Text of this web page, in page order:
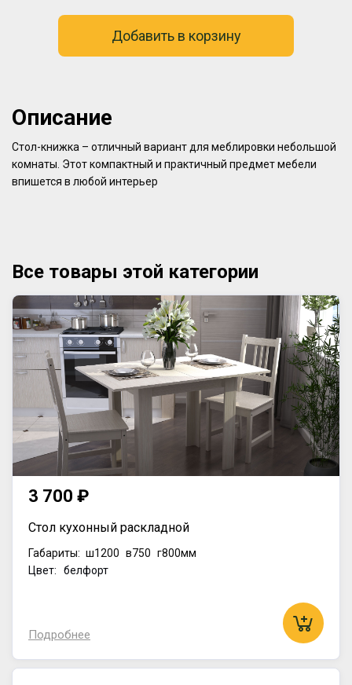
Добавить в корзину
Описание
Стол-книжка – отличный вариант для меблировки небольшой
комнаты. Этот компактный и практичный предмет мебели
впишется в любой интерьер
Все товары этой категории
3 700 ₽
Стол кухонный раскладной
Габариты: ш1200 в750 г800мм
Цвет: белфорт
Подробнее